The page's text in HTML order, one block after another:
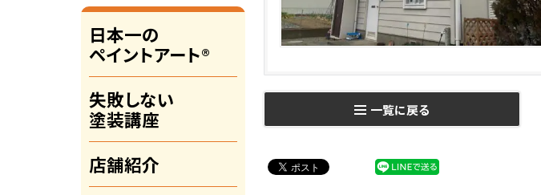
一覧に戻る
日本一の
ペイントアート®
失敗しない
塗装講座
店舗紹介